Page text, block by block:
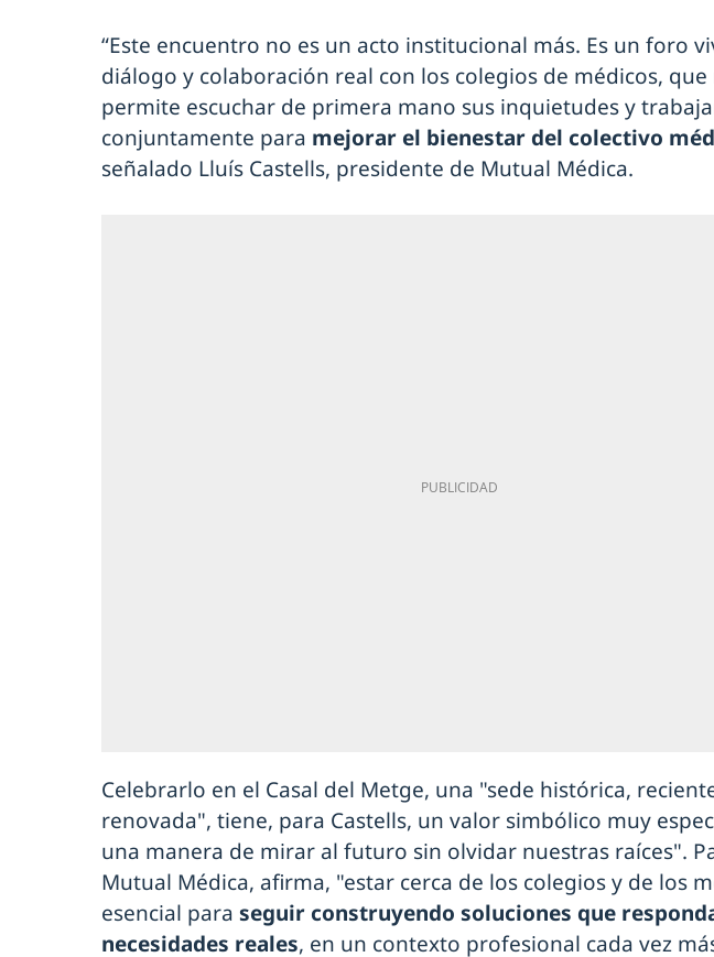
“Este encuentro no es un acto institucional más. Es un foro
diálogo y colaboración real con los colegios de médicos, que
permite escuchar de primera mano sus inquietudes y
conjuntamente para mejorar el bienestar del colectivo
señalado Lluís Castells, presidente de Mutual Médica.
Celebrarlo en el Casal del Metge, una "sede histórica,
renovada", tiene, para Castells, un valor simbólico muy
una manera de mirar al futuro sin olvidar nuestras raíces".
Mutual Médica, afirma, "estar cerca de los colegios y de los
esencial para seguir construyendo soluciones que
necesidades reales, en un contexto profesional cada vez